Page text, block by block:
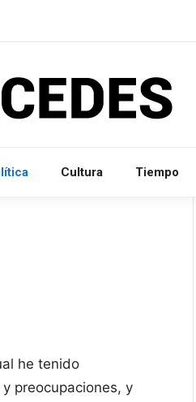
Cultura Tiempo
he tenido
preocupaciones, y